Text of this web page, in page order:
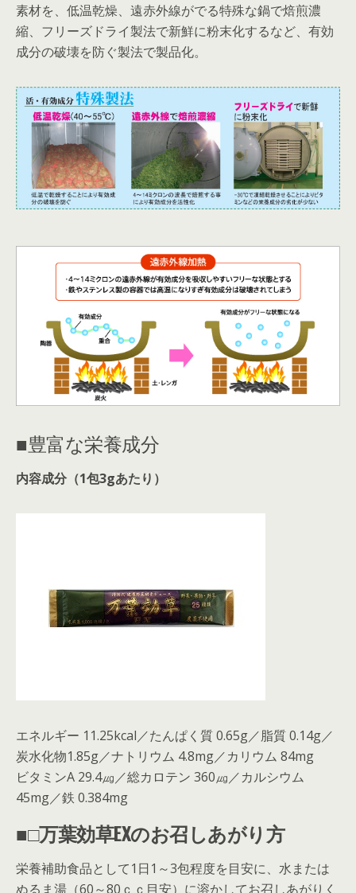
素材を、低温乾燥、遠赤外線がでる特殊な鍋で焙煎濃
縮、フリーズドライ製法で新鮮に粉末化するなど、有効
成分の破壊を防ぐ製法で製品化。
■豊富な栄養成分
内容成分（1包3gあたり）
エネルギー 11.25kcal／たんぱく質 0.65g／脂質 0.14g／
炭水化物1.85g／ナトリウム 4.8mg／カリウム 84mg
ビタミンA 29.4㎍／総カロテン 360㎍／カルシウム
45mg／鉄 0.384mg
■□万葉効草EXのお召しあがり方
栄養補助食品として1日1～3包程度を目安に、水または
ぬるま湯（60～80ｃｃ目安）に溶かしてお召しあがりく